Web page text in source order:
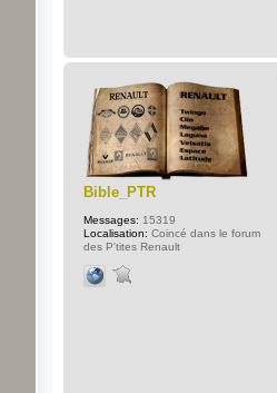
Bible_PTR
Messages: 15319
Localisation: Coincé dans le forum
des P'tites Renault